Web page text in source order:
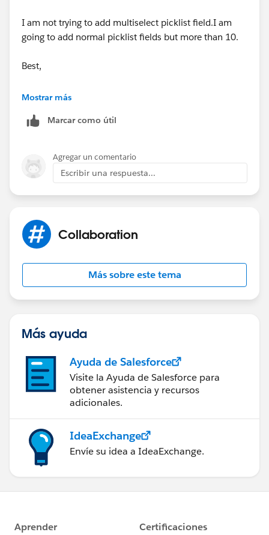
I am not trying to add multiselect picklist field.I am
going to add normal picklist fields but more than 10.
Best,
Kiran
Mostrar más
Marcar como útil
Agregar un comentario
Escribir una respuesta...
Collaboration
Más sobre este tema
Más ayuda
Ayuda de Salesforce
Visite la Ayuda de Salesforce para
obtener asistencia y recursos
adicionales.
IdeaExchange
Envíe su idea a IdeaExchange.